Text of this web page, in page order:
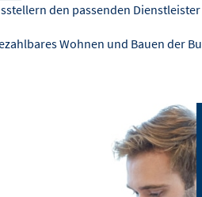
den passenden
Wohnen und Bauen der